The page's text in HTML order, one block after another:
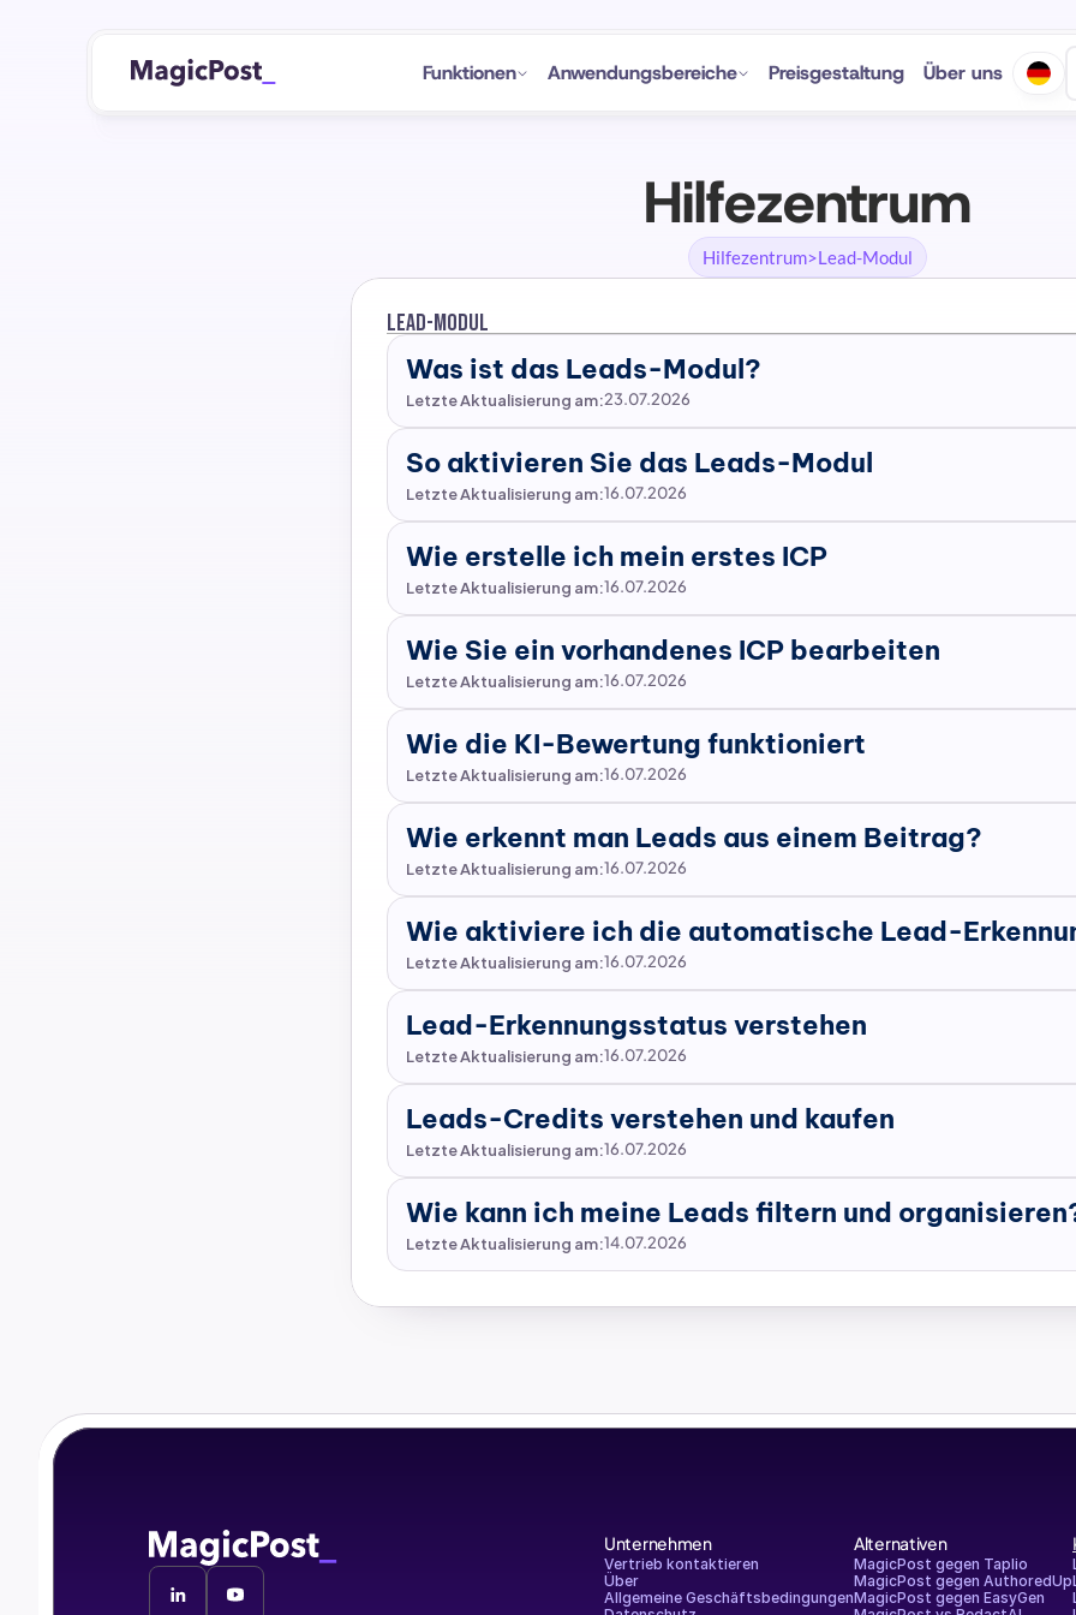
Funktionen Anwendungsbereiche Preisgestaltung Über uns
Hilfezentrum
Hilfezentrum>Lead-Modul
Lead-Modul
Was ist das Leads-Modul?
Letzte Aktualisierung am:23.07.2026
So aktivieren Sie das Leads-Modul
Letzte Aktualisierung am:16.07.2026
Wie erstelle ich mein erstes ICP
Letzte Aktualisierung am:16.07.2026
Wie Sie ein vorhandenes ICP bearbeiten
Letzte Aktualisierung am:16.07.2026
Wie die KI-Bewertung funktioniert
Letzte Aktualisierung am:16.07.2026
Wie erkennt man Leads aus einem Beitrag?
Letzte Aktualisierung am:16.07.2026
Wie aktiviere ich die automatische Lead-
Letzte Aktualisierung am:16.07.2026
Lead-Erkennungsstatus verstehen
Letzte Aktualisierung am:16.07.2026
Leads-Credits verstehen und kaufen
Letzte Aktualisierung am:16.07.2026
Wie kann ich meine Leads filtern und
Letzte Aktualisierung am:14.07.2026
Unternehmen
Vertrieb kontaktieren
Über
Allgemeine Geschäftsbedingungen
Alternativen
MagicPost gegen Taplio
MagicPost gegen AuthoredUp
MagicPost gegen EasyGen